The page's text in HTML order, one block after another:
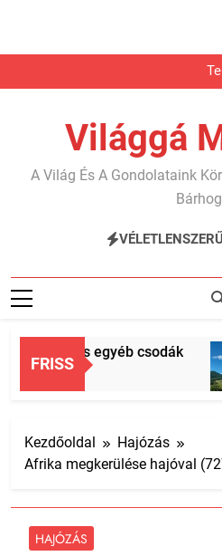
a
Világgá
A Világ És A Gondolataink
FRISS
és egyéb csodák
Ezelőtt
Kezdőoldal
Hajózás
Afrika megkerülése hajóval
HAJÓZÁS